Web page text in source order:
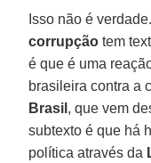
Isso não é
corrupção tem
é que é uma
brasileira contra a
Brasil , que vem
subtexto é que há
política através da